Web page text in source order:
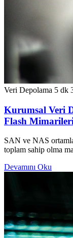
Veri Depolama 5 dk
Kurumsal Veri
Flash
SAN ve NAS
toplam sahip olma
Devamını Oku